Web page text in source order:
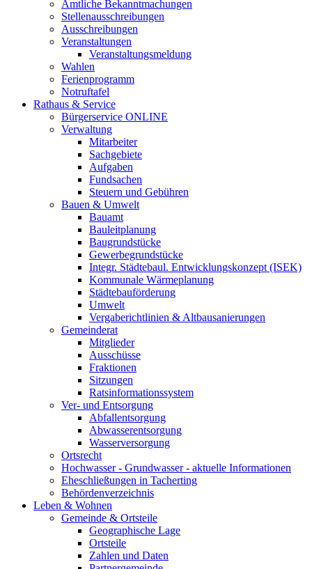
Amtliche Bekanntmachungen
Stellenausschreibungen
Ausschreibungen
Veranstaltungen
Veranstaltungsmeldung
Wahlen
Ferienprogramm
Notruftafel
Rathaus & Service
Bürgerservice ONLINE
Verwaltung
Mitarbeiter
Sachgebiete
Aufgaben
Fundsachen
Steuern und Gebühren
Bauen & Umwelt
Bauamt
Bauleitplanung
Baugrundstücke
Gewerbegrundstücke
Integr. Städtebaul. Entwicklungskonzept (ISEK)
Kommunale Wärmeplanung
Städtebauförderung
Umwelt
Vergaberichtlinien & Altbausanierungen
Gemeinderat
Mitglieder
Ausschüsse
Fraktionen
Sitzungen
Ratsinformationssystem
Ver- und Entsorgung
Abfallentsorgung
Abwasserentsorgung
Wasserversorgung
Ortsrecht
Hochwasser - Grundwasser - aktuelle Informationen
Eheschließungen in Tacherting
Behördenverzeichnis
Leben & Wohnen
Gemeinde & Ortsteile
Geographische Lage
Ortsteile
Zahlen und Daten